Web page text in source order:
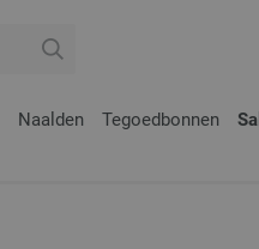
Naalden Tegoedbonnen